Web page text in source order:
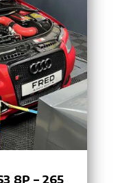
8P – 265